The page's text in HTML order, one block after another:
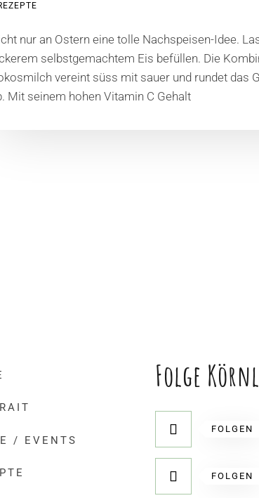
nur an Ostern eine tolle Nachspeisen-Idee.
selbstgemachtem Eis befüllen. Die
vereint süss mit sauer und rundet das
Mit seinem hohen Vitamin C Gehalt
/ EVENTS
Folge
FOLGEN
FOLGEN